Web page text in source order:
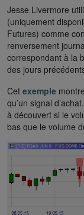
Jesse Livermore
(uniquement
Futures) comme
renversement
correspondant à la
des jours
Cet exemple
qu’un signal
à découvert si le
bas que le volume